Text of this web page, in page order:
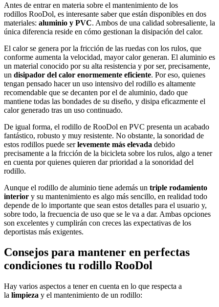
Antes de entrar en materia sobre el mantenimiento de los
rodillos RooDol, es interesante saber que están disponibles en dos
materiales: aluminio y PVC. Ambos de una calidad sobresaliente, la
única diferencia reside en cómo gestionan la disipación del calor.
El calor se genera por la fricción de las ruedas con los rulos, que
conforme aumenta la velocidad, mayor calor generan. El aluminio es
un material conocido por su alta resistencia y por ser, precisamente,
un disipador del calor enormemente eficiente. Por eso, quienes
tengan pensado hacer un uso intensivo del rodillo es altamente
recomendable que se decanten por el de aluminio, dado que
mantiene todas las bondades de su diseño, y disipa eficazmente el
calor generado tras un uso continuado.
De igual forma, el rodillo de RooDol en PVC presenta un acabado
fantástico, robusto y muy resistente. No obstante, la sonoridad de
estos rodillos puede serlevemente más elevada debido
precisamente a la fricción de la bicicleta sobre los rulos, algo a tener
en cuenta por quienes quieren dar prioridad a la sonoridad del
rodillo.
Aunque el rodillo de aluminio tiene además un triple rodamiento
interior y su mantenimiento es algo más sencillo, en realidad todo
depende de lo importante que sean estos detalles para el usuario y,
sobre todo, la frecuencia de uso que se le va a dar. Ambas opciones
son excelentes y cumplirán con creces las expectativas de los
deportistas más exigentes.
Consejos para mantener en perfectas
condiciones tu rodillo RooDol
Hay varios aspectos a tener en cuenta en lo que respecta a
la limpieza y el mantenimiento de un rodillo: